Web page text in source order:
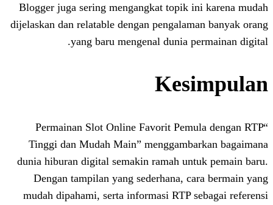
Blogger juga sering mengangkat topik
dijelaskan dan relatable dengan
yang baru mengenal dunia
“Permainan Slot Online Favorit
Tinggi dan Mudah Main”
dunia hiburan digital semakin ramah
Dengan tampilan yang sederhana,
mudah dipahami, serta informasi RTP